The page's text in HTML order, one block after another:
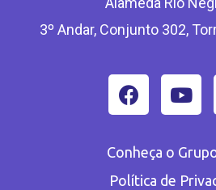
3º Andar, Conjunto 302,
Conheça o
Política de